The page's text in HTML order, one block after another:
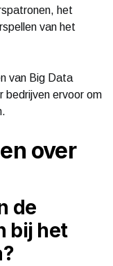
het
van het
van Big Data
bedrijven ervoor om
over
de
bij het